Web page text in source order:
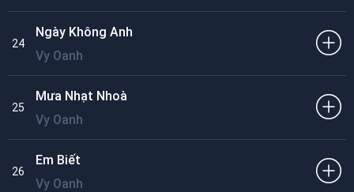
24
Ngày Không Anh
Vy Oanh
25
Mưa Nhạt Nhoà
Vy Oanh
26
Em Biết
Vy Oanh